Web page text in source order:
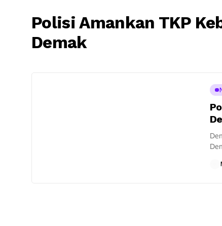
Polisi Amankan TKP
Demak